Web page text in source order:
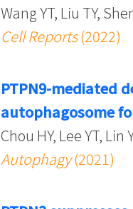
Wang YT, Liu TY,
Cell Reports(2022)
PTPN9-mediated
autophagosome
Chou HY, Lee YT, Lin
Autophagy(2021)